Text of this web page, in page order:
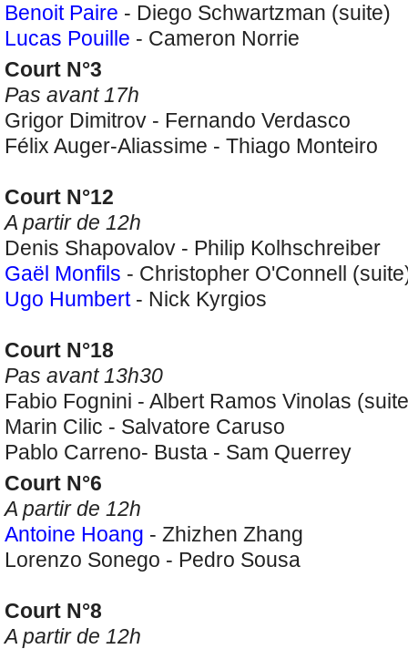
Benoit Paire - Diego Schwartzman (suite)
Lucas Pouille - Cameron Norrie
Court N°3
Pas avant 17h
Grigor Dimitrov - Fernando Verdasco
Félix Auger-Aliassime - Thiago Monteiro
Court N°12
A partir de 12h
Denis Shapovalov - Philip Kolhschreiber
Gaël Monfils - Christopher O'Connell
Ugo Humbert- Nick Kyrgios
Court N°18
Pas avant 13h30
Fabio Fognini - Albert Ramos Vinolas
Marin Cilic - Salvatore Caruso
Pablo Carreno- Busta - Sam Querrey
Court N°6
A partir de 12h
Antoine Hoang - Zhizhen Zhang
Lorenzo Sonego - Pedro Sousa
Court N°8
A partir de 12h